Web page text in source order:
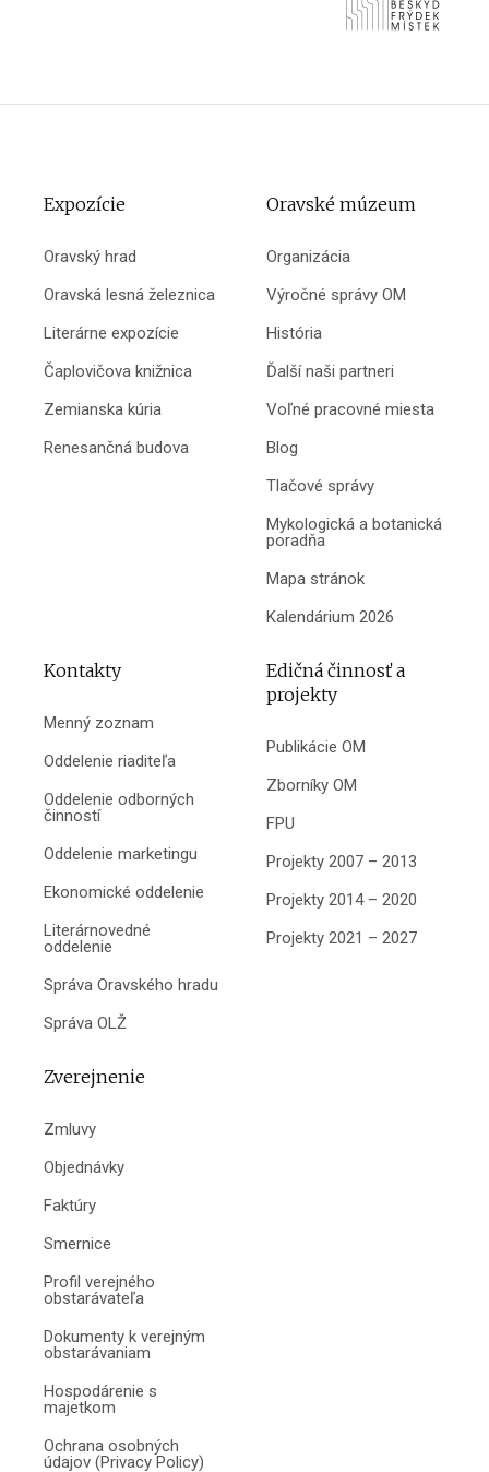
Expozície
Oravský hrad
Oravská lesná železnica
Literárne expozície
Čaplovičova knižnica
Zemianska kúria
Renesančná budova
Oravské múzeum
Organizácia
Výročné správy OM
História
Ďalší naši partneri
Voľné pracovné miesta
Blog
Tlačové správy
Mykologická a botanická
poradňa
Mapa stránok
Kalendárium 2026
Kontakty
Menný zoznam
Oddelenie riaditeľa
Oddelenie odborných
činností
Oddelenie marketingu
Ekonomické oddelenie
Literárnovedné
oddelenie
Správa Oravského hradu
Správa OLŽ
Edičná činnosť a
projekty
Publikácie OM
Zborníky OM
FPU
Projekty 2007 – 2013
Projekty 2014 – 2020
Projekty 2021 – 2027
Zverejnenie
Zmluvy
Objednávky
Faktúry
Smernice
Profil verejného
obstarávateľa
Dokumenty k verejným
obstarávaniam
Hospodárenie s
majetkom
Ochrana osobných
údajov (Privacy Policy)